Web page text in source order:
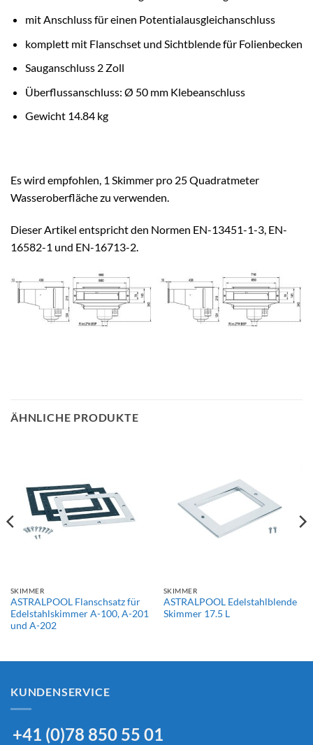
mit Anschluss für einen Potentialausgleichanschluss
komplett mit Flanschset und Sichtblende für Folienbecken
Sauganschluss 2 Zoll
Überflussanschluss: Ø 50 mm Klebeanschluss
Gewicht 14.84 kg
Es wird empfohlen, 1 Skimmer pro 25 Quadratmeter
Wasseroberfläche zu verwenden.
Dieser Artikel entspricht den Normen EN-13451-1-3, EN-
16582-1 und EN-16713-2.
ÄHNLICHE PRODUKTE
SKIMMER
ASTRALPOOL Flanschsatz für
Edelstahlskimmer A-100, A-201
und A-202
SKIMMER
ASTRALPOOL Edelstahlblende
Skimmer 17.5 L
KUNDENSERVICE
+41 (0)78 850 55 01